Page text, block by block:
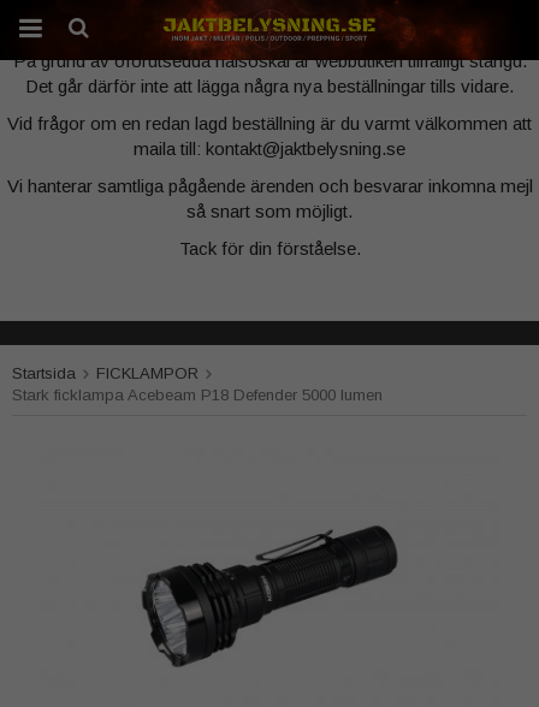
Webbutiken är tillfälligt stängd
På grund av oförutsedda hälsoskäl är webbutiken tillfälligt stängd.
Det går därför inte att lägga några nya beställningar tills vidare.
Vid frågor om en redan lagd beställning är du varmt välkommen att
maila till: kontakt@jaktbelysning.se
Vi hanterar samtliga pågående ärenden och besvarar inkomna mejl
så snart som möjligt.
Tack för din förståelse.
Startsida
FICKLAMPOR
Stark ficklampa Acebeam P18 Defender 5000 lumen